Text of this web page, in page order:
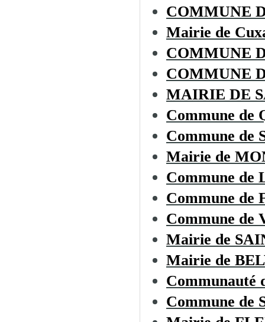
COMMUNE
Mairie de
COMMUNE
COMMUNE
MAIRIE DE
Commune de
Commune de
Mairie de
Commune de
Commune de
Commune
Mairie de
Mairie de
Communauté
Commune de